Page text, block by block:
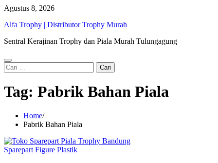
Skip
content
Agustus 8, 2026
Alfa Trophy | Distributor Trophy Murah
Sentral Kerajinan Trophy dan Piala Murah Tulungagung
Cari
untuk:
Tag: Pabrik Bahan Piala
Home
Pabrik Bahan Piala
Sparepart Figure Plastik